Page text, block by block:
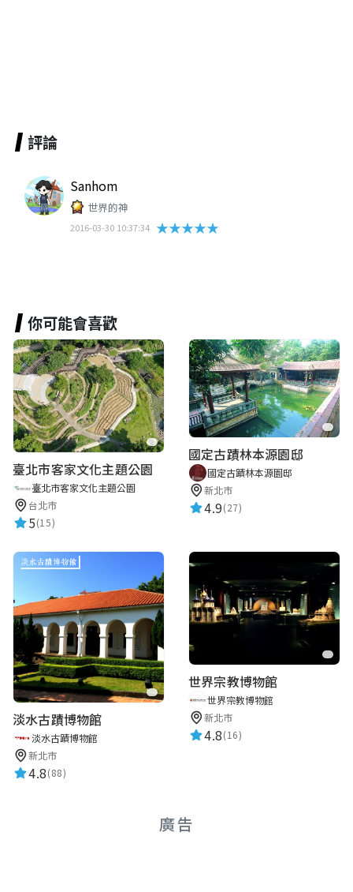
評論
Sanhom
世界的神
2016-03-30 10:37:34 ★★★★★
你可能會喜歡
臺北市客家文化主題公園
臺北市客家文化主題公園
台北市
5(15)
國定古蹟林本源園邸
國定古蹟林本源園邸
新北市
4.9(27)
淡水古蹟博物館
淡水古蹟博物館
新北市
4.8(88)
世界宗教博物館
世界宗教博物館
新北市
4.8(16)
廣告